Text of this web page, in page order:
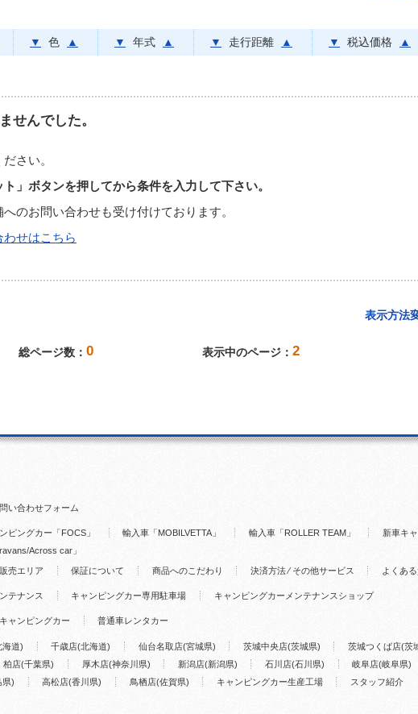
▼ 色 ▲ ▼ 年式 ▲ ▼ 走行距離 ▲ ▼ 税込価格 ▲
せんでした。
さい。
」ボタンを押してから条件を入力して下さい。
のお問い合わせも受け付けております。
わせはこちら
表示方法
総ページ数： 0 表示中のページ： 2
い合わせフォーム
ピングカー「FOCS」 輸入車「MOBILVETTA」 輸入車「ROLLER TEAM」
新車キ
Across car」
売エリア 保証について 商品へのこだわり 決済方法 ⁄ その他サービス よくあ
テナンス キャンピングカー専用駐車場 キャンピングカーメンテナンスショップ
ャンピングカー 普通車レンタカー
海道) 千歳店(北海道) 仙台名取店(宮城県) 茨城中央店(茨城県)
茨城つくば店(茨
柏店(千葉県) 厚木店(神奈川県) 新潟店(新潟県) 石川店(石川県)
岐阜店(岐阜県)
県)
高松店(香川県) 鳥栖店(佐賀県) キャンピングカー生産工場 スタッフ紹介